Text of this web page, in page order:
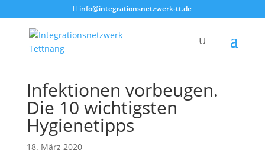
info@integrationsnetzwerk-tt.de
Infektionen vorbeugen.
Die 10 wichtigsten
Hygienetipps
18. März 2020